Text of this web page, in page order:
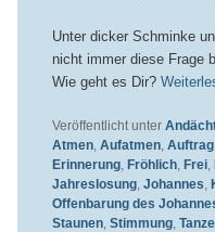
Unter dicker Schminke
nicht immer diese Frage
Wie geht es Dir?
Veröffentlicht unter
Atmen, Aufatmen, Auftrag
Erinnerung, Fröhlich, Frei,
Jahreslosung, Johannes,
Offenbarung des
Staunen, Stimmung,